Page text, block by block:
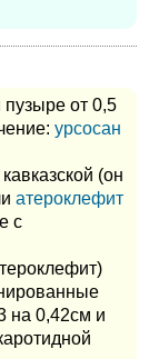
от 0,5
урсосан
(он
атероклефит
с
на 0,42см и